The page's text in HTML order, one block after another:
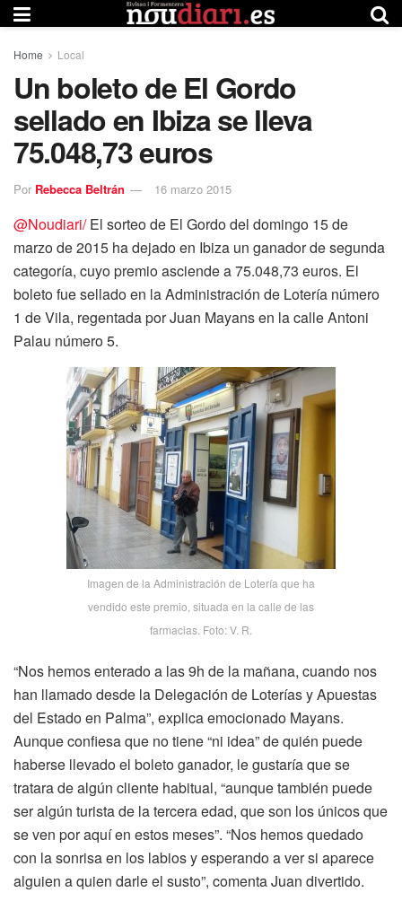
Home Local
Un boleto de El Gordo
sellado en Ibiza se lleva
75.048,73 euros
Por Rebecca Beltrán 16 marzo 2015
@Noudiari/El sorteo de El Gordo del domingo 15 de
marzo de 2015 ha dejado en Ibiza un ganador de segunda
categoría, cuyo premio asciende a 75.048,73 euros. El
boleto fue sellado en la Administración de Lotería número
1 de Vila, regentada por Juan Mayans en la calle Antoni
Palau número 5.
Imagen de la Administración de Lotería que ha
vendido este premio, situada en la calle de las
farmacias. Foto: V. R.
“Nos hemos enterado a las 9h de la mañana, cuando nos
han llamado desde la Delegación de Loterías y Apuestas
del Estado en Palma”, explica emocionado Mayans.
Aunque confiesa que no tiene “ni idea” de quién puede
haberse llevado el boleto ganador, le gustaría que se
tratara de algún cliente habitual, “aunque también puede
ser algún turista de la tercera edad, que son los únicos que
se ven por aquí en estos meses”. “Nos hemos quedado
con la sonrisa en los labios y esperando a ver si aparece
alguien a quien darle el susto”, comenta Juan divertido.